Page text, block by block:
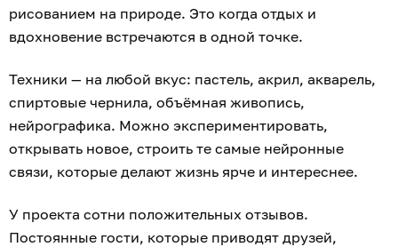
рисованием на природе. Это когда отдых и
вдохновение встречаются в одной точке.
Техники — на любой вкус: пастель, акрил, акварель,
спиртовые чернила, объёмная живопись,
нейрографика. Можно экспериментировать,
открывать новое, строить те самые нейронные
связи, которые делают жизнь ярче и интереснее.
У проекта сотни положительных отзывов.
Постоянные гости, которые приводят друзей,